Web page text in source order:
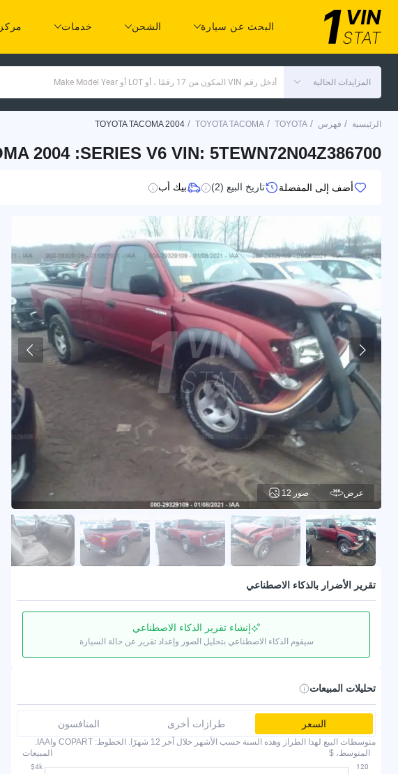
البحث عن سيارة الشحن خدمات
المزايدات الحالية أدخل رقم VIN المكون من 17 رقمًا ، أو LOT أو Make Model Year
الرئيسية / فهرس /
TOYOTA
/
TOYOTA TACOMA
/
TOYOTA TACOMA 2004
2004 :SERIES V6 VIN: 5TEWN72N04Z386700
أضف إلى المفضلة تاريخ البيع (2) بيك أب
12 صور عرض
تقرير الأضرار بالذكاء الاصطناعي
إنشاء تقرير الذكاء الاصطناعي
سيقوم الذكاء الاصطناعي بتحليل الصور وإعداد تقرير عن حالة السيارة
تحليلات المبيعات
السعر طرازات أخرى المنافسون
متوسطات البيع لهذا الطراز وهذه السنة حسب الأشهر خلال آخر 12 شهرًا. الخطوط: COPART وIAAI.
المتوسط، $
المبيعات